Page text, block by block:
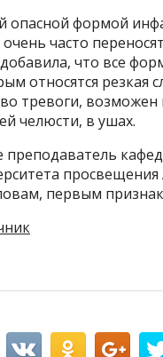
опасной формой
часто
что все
относятся резкая
тревоги,
челюсти, в ушах.
преподаватель
просвещения
первым